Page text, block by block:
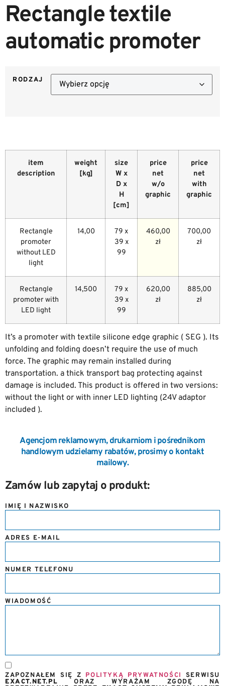
Rectangle textile
automatic promoter
RODZAJ
item
description
weight
[kg]
size
W x
D x
H
[cm]
price
net
w/o
graphic
price
net
with
graphic
Rectangle
promoter
without LED
light
14,00
79 x
39 x
99
460,00
zł
700,00
zł
Rectangle
promoter with
LED light
14,500
79 x
39 x
99
620,00
zł
885,00
zł
It’s a promoter with textile silicone edge graphic ( SEG ). Its
unfolding and folding doesn’t require the use of much
force. The graphic may remain installed during
transportation. a thick transport bag protecting against
damage is included. This product is offered in two versions:
without the light or with inner LED lighting (24V adaptor
included ).
Agencjom reklamowym, drukarniom i pośrednikom
handlowym udzielamy rabatów, prosimy o kontakt
mailowy.
Zamów lub zapytaj o produkt:
IMIĘ I NAZWISKO
ADRES E-MAIL
NUMER TELEFONU
WIADOMOŚĆ
ZAPOZNAŁEM SIĘ Z POLITYKĄ PRYWATNOŚCI
SERWISU
EXACT.NET.PL ORAZ WYRAŻAM ZGODĘ NA